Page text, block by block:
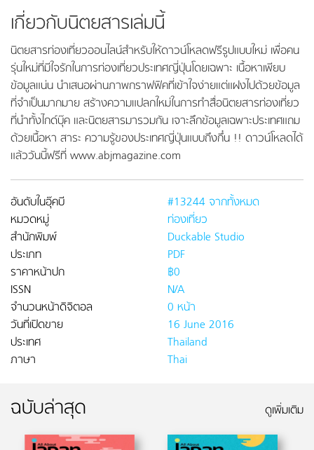
เกี่ยวกับนิตยสารเล่มนี้
นิตยสารท่องเที่ยวออนไลน์สำหรับให้ดาวน์โหลดฟรีรูปแบบใหม่ เพื่อคน
รุ่นใหม่ที่มีใจรักในการท่องเที่ยวประเทศญี่ปุ่นโดยเฉพาะ เนื้อหาเพียบ
ข้อมูลแน่น นำเสนอผ่านภาพกราฟฟิคที่เข้าใจง่ายแต่แฝงไปด้วยข้อมูล
ที่จำเป็นมากมาย สร้างความแปลกใหม่ในการทำสื่อนิตยสารท่องเที่ยว
ที่นำทั้งไกด์บุ๊ค และนิตยสารมารวมกัน เจาะลึกข้อมูลเฉพาะประเทศแถม
ด้วยเนื้อหา สาระ ความรู้ของประเทศญี่ปุ่นแบบถึงกึ๋น !! ดาวน์โหลดได้
แล้ววันนี้ฟรีที่ www.abjmagazine.com
อันดับในอุ๊คบี
#13244 จากทั้งหมด
หมวดหมู่
ท่องเที่ยว
สำนักพิมพ์
Duckable Studio
ประเภท
PDF
ราคาหน้าปก
฿0
ISSN
N/A
จำนวนหน้าดิจิตอล
0 หน้า
วันที่เปิดขาย
16 June 2016
ประเทศ
Thailand
ภาษา
Thai
ฉบับล่าสุด ดูเพิ่มเติม